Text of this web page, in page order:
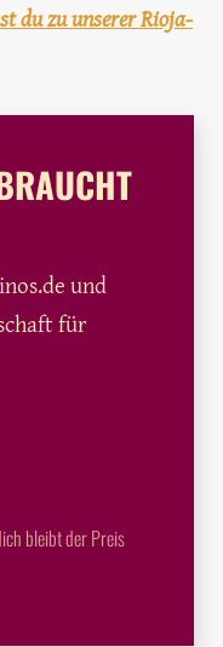
du zu unserer Rioja-
und
für
bleibt der Preis